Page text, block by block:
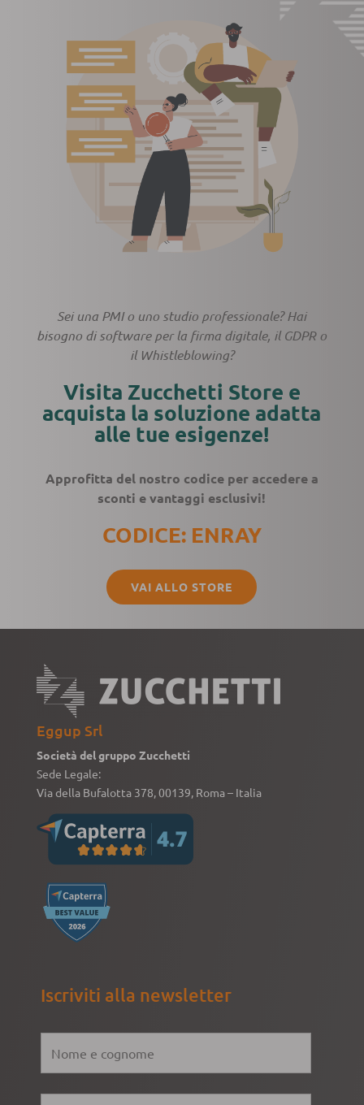
Sei una PMI o uno studio professionale? Hai
bisogno di software per la firma digitale, il GDPR o
il Whistleblowing?
Visita Zucchetti Store e
acquista la soluzione adatta
alle tue esigenze!
Approfitta del nostro codice per accedere a
sconti e vantaggi esclusivi!
CODICE: ENRAY
VAI ALLO STORE
Eggup Srl
Società del gruppo Zucchetti
Sede Legale:
Via della Bufalotta 378, 00139, Roma – Italia
Iscriviti alla newsletter